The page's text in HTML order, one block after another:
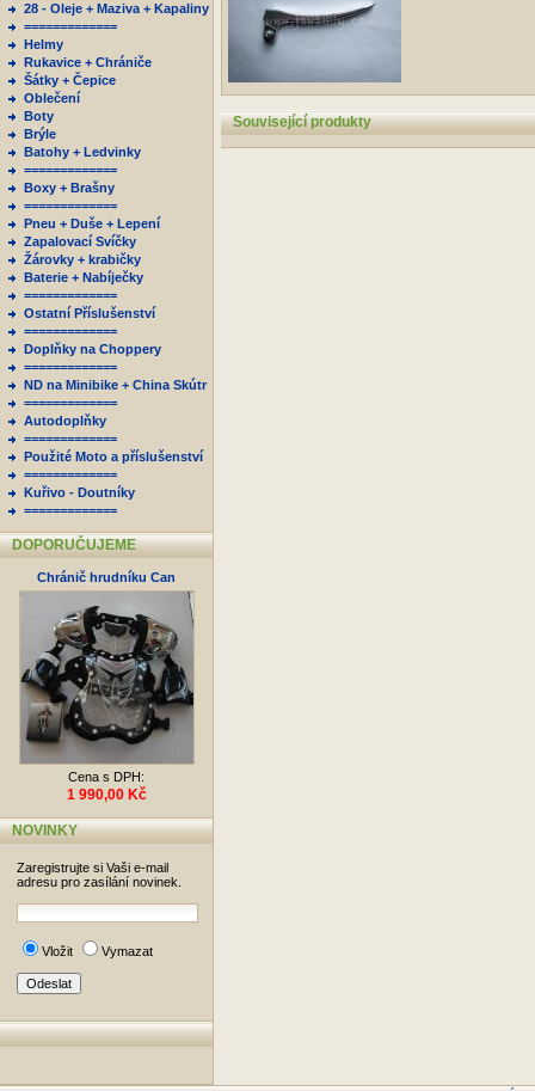
28 - Oleje + Maziva + Kapaliny
=============
Helmy
Rukavice + Chrániče
Šátky + Čepice
Oblečení
Boty
Brýle
Batohy + Ledvinky
=============
Boxy + Brašny
=============
Pneu + Duše + Lepení
Zapalovací Svíčky
Žárovky + krabičky
Baterie + Nabíječky
=============
Ostatní Příslušenství
=============
Doplňky na Choppery
=============
ND na Minibike + China Skútr
=============
Autodoplňky
=============
Použité Moto a příslušenství
=============
Kuřivo - Doutníky
=============
DOPORUČUJEME
Chránič hrudníku Can
Cena s DPH:
1 990,00 Kč
NOVINKY
Zaregistrujte si Vaši e-mail
adresu pro zasílání novinek.
Vložit Vymazat
Související produkty